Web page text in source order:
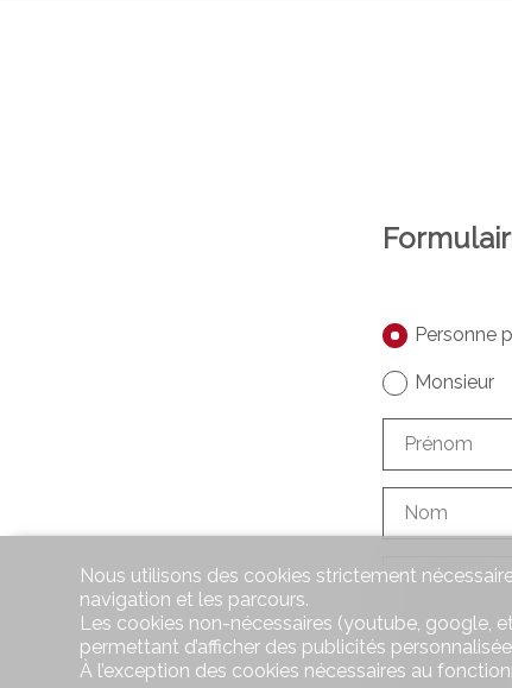
Personne
Monsieur
Prénom
Nom
Société
Adresse
Nous utilisons des cookies strictement
navigation et les parcours.
Les cookies non-nécessaires (youtube, google,
permettant d’afficher des publicités
À l’exception des cookies nécessaires au